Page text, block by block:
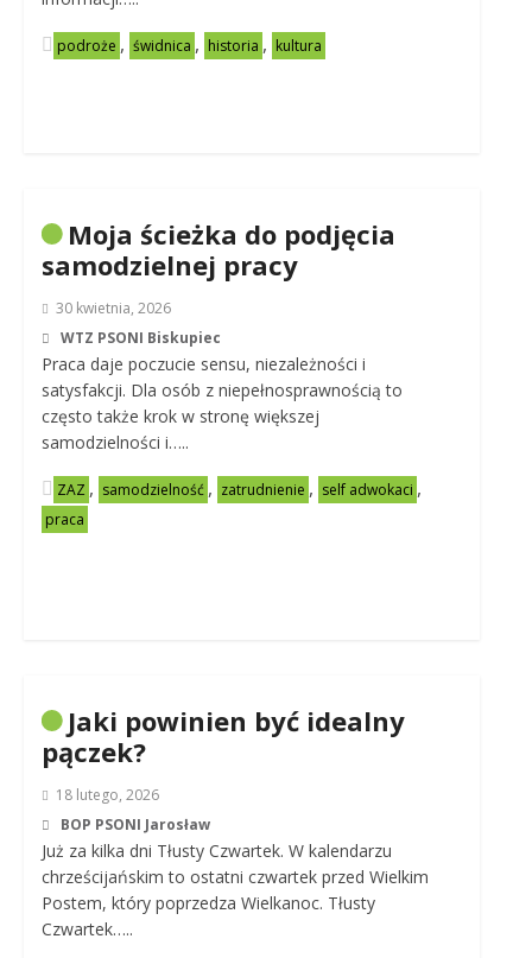
podroże , świdnica , historia , kultura
Moja ścieżka do podjęcia
samodzielnej pracy
30 kwietnia, 2026
WTZ PSONI Biskupiec
Praca daje poczucie sensu, niezależności i
satysfakcji. Dla osób z niepełnosprawnością to
często także krok w stronę większej
samodzielności i…..
ZAZ , samodzielność , zatrudnienie , self adwokaci ,
praca
Jaki powinien być idealny
pączek?
18 lutego, 2026
BOP PSONI Jarosław
Już za kilka dni Tłusty Czwartek. W kalendarzu
chrześcijańskim to ostatni czwartek przed Wielkim
Postem, który poprzedza Wielkanoc. Tłusty
Czwartek…..